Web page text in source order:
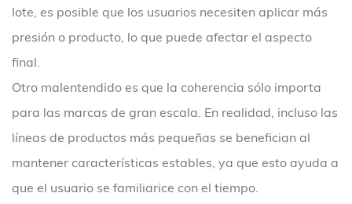
lote, es posible que los usuarios necesiten aplicar más
presión o producto, lo que puede afectar el aspecto
final.
Otro malentendido es que la coherencia sólo importa
para las marcas de gran escala. En realidad, incluso las
líneas de productos más pequeñas se benefician al
mantener características estables, ya que esto ayuda a
que el usuario se familiarice con el tiempo.